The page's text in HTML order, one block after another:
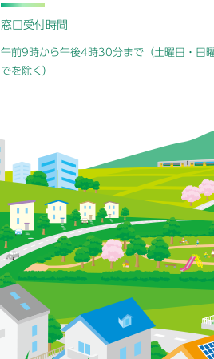
窓口受付時間
午前9時から午後4時30分まで（土曜日・日
でを除く）